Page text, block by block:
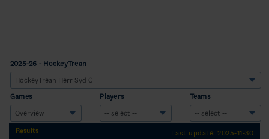
2025-26 - HockeyTrean
Games Players Teams
Results
Last update: 2025-11-30